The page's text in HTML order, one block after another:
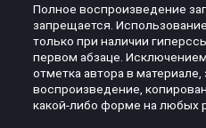
Полное воспроизведение
запрещается.
только при наличии
первом абзаце.
отметка автора в
воспроизведение,
какой-либо форме на любых